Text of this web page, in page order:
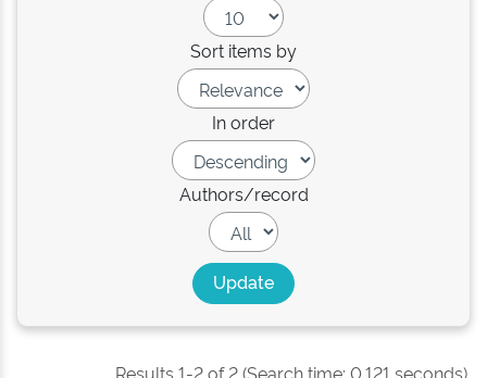
Sort items by
In order
Authors/record
Results 1-2 of 2 (Search time: 0.121 seconds).